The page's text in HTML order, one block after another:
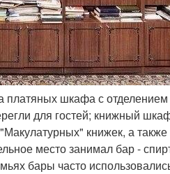
платяных шкафа с
для гостей; книжный
книжек, а
место занимал бар -
бары часто